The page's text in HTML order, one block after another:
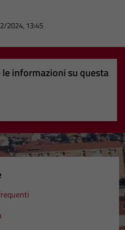
2024, 13:45
informazioni su questa
su 5
su 5
5